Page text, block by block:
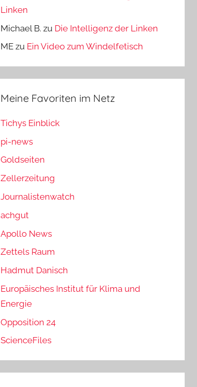
Linken
Michael B. zu Die Intelligenz der Linken
ME zu Ein Video zum Windelfetisch
Meine Favoriten im Netz
Tichys Einblick
pi-news
Goldseiten
Zellerzeitung
Journalistenwatch
achgut
Apollo News
Zettels Raum
Hadmut Danisch
Europäisches Institut für Klima und
Energie
Opposition 24
ScienceFiles